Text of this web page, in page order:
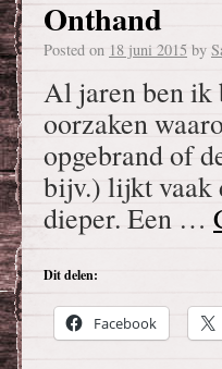
Onthand
Posted on 18 juni 2015 by
Al jaren ben ik
oorzaken
opgebrand of
bijv.) lijkt vaak
dieper. Een …
Dit delen:
Facebook